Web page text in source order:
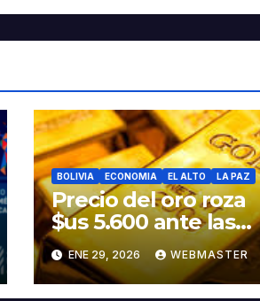
BOLIVIA ECONOMIA EL ALTO LA PAZ
Precio del oro roza
$us 5.600 ante las
amenazas de
Trump contra Irán
ENE 29, 2026 WEBMASTER